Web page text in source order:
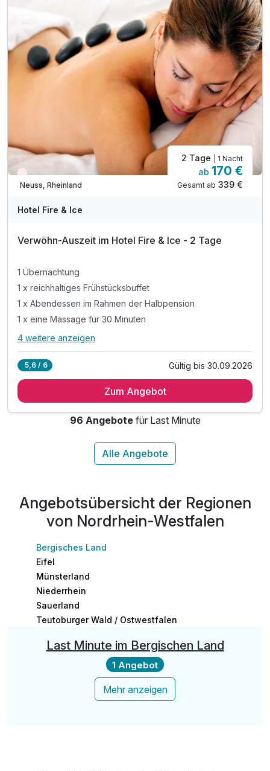
Nur noch Restplätze
Neuss, Rheinland
2 Tage | 1 Nacht
ab 170 €
Gesamt ab 339 €
Hotel Fire & Ice
Verwöhn-Auszeit im Hotel Fire & Ice - 2 Tage
1 Übernachtung
1 x reichhaltiges Frühstücksbuffet
1 x Abendessen im Rahmen der Halbpension
1 x eine Massage für 30 Minuten
Alle Inklusivleistungen
1 x reichhaltiges Frühstücksbuffet
1 x eine Massage für 30 Minuten
inkl. Nutzung des Wellness & Fitnessbereichs
4 weitere anzeigen
5,6 / 6 Gültig bis 30.09.2026
Zum Angebot
96 Angebotefür Last Minute
Angebotsübersicht der Regionen
von Nordrhein-Westfalen
Bergisches Land
Eifel
Münsterland
Niederrhein
Sauerland
Teutoburger Wald / Ostwestfalen
Last Minute im Bergischen Land
1 Angebot
Mehr anzeigen